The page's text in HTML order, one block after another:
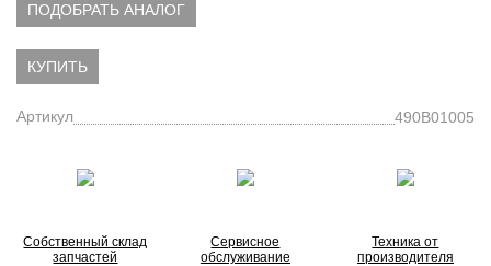
ПОДОБРАТЬ АНАЛОГ
КУПИТЬ
Артикул 490B01005
Собственный склад
запчастей
Сервисное
обслуживание
Техника от
производителя